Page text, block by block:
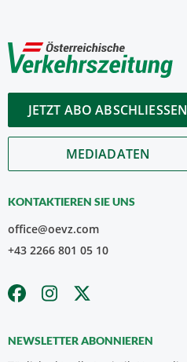
JETZT ABO ABSCHLIESSEN
MEDIADATEN
KONTAKTIEREN SIE UNS
office@oevz.com
+43 2266 801 05 10
NEWSLETTER ABONNIEREN